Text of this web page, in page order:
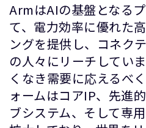
ArmはAIの基盤となる
て、電力効率に優れた
ングを提供し、コネク
の人々にリーチしてい
くなき需要に応えるべ
ォームはコアIP、先進
ブシステム、そして専